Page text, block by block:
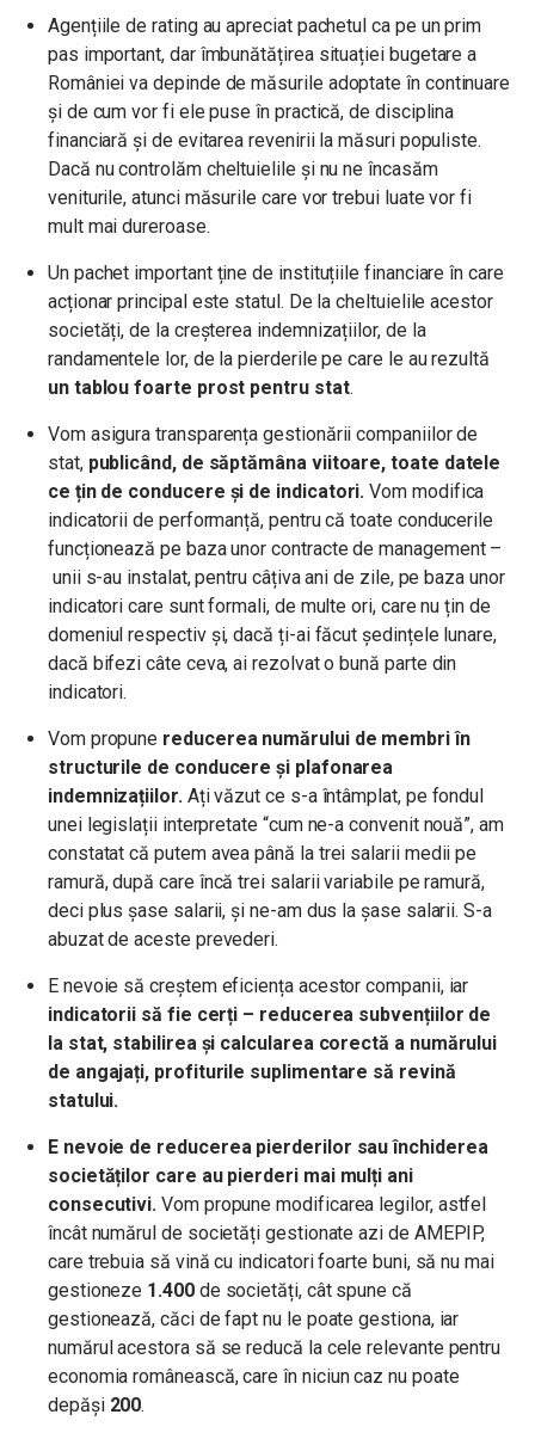
Agențiile de rating au apreciat pachetul ca pe un prim
pas important, dar îmbunătățirea situației bugetare a
României va depinde de măsurile adoptate în continuare
și de cum vor fi ele puse în practică, de disciplina
financiară și de evitarea revenirii la măsuri populiste.
Dacă nu controlăm cheltuielile și nu ne încasăm
veniturile, atunci măsurile care vor trebui luate vor fi
mult mai dureroase.
Un pachet important ține de instituțiile financiare în care
acționar principal este statul. De la cheltuielile acestor
societăți, de la creșterea indemnizațiilor, de la
randamentele lor, de la pierderile pe care le au rezultă
un tablou foarte prost pentru stat.
Vom asigura transparența gestionării companiilor de
stat, publicând, de săptămâna viitoare, toate datele
ce țin de conducere și de indicatori. Vom modifica
indicatorii de performanță, pentru că toate conducerile
funcționează pe baza unor contracte de management –
unii s-au instalat, pentru câțiva ani de zile, pe baza unor
indicatori care sunt formali, de multe ori, care nu țin de
domeniul respectiv și, dacă ți-ai făcut ședințele lunare,
dacă bifezi câte ceva, ai rezolvat o bună parte din
indicatori.
Vom propune reducerea numărului de membri în
structurile de conducere și plafonarea
indemnizațiilor.Ați văzut ce s-a întâmplat, pe fondul
unei legislații interpretate “cum ne-a convenit nouă”, am
constatat că putem avea până la trei salarii medii pe
ramură, după care încă trei salarii variabile pe ramură,
deci plus șase salarii, și ne-am dus la șase salarii. S-a
abuzat de aceste prevederi.
E nevoie să creștem eficiența acestor companii, iar
indicatorii să fie cerți – reducerea subvențiilor de
la stat, stabilirea și calcularea corectă a numărului
de angajați, profiturile suplimentare să revină
statului.
E nevoie de reducerea pierderilor sau închiderea
societăților care au pierderi mai mulți ani
consecutivi. Vom propune modificarea legilor, astfel
încât numărul de societăți gestionate azi de AMEPIP,
care trebuia să vină cu indicatori foarte buni, să nu mai
gestioneze 1.400de societăți, cât spune că
gestionează, căci de fapt nu le poate gestiona, iar
numărul acestora să se reducă la cele relevante pentru
economia românească, care în niciun caz nu poate
depăși 200.